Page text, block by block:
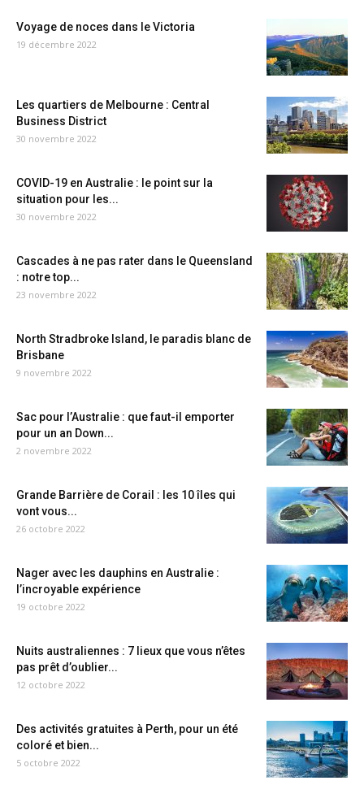
Voyage de noces dans le Victoria
19 décembre 2022
Les quartiers de Melbourne : Central
Business District
30 novembre 2022
COVID-19 en Australie : le point sur la
situation pour les...
30 novembre 2022
Cascades à ne pas rater dans le Queensland
: notre top...
23 novembre 2022
North Stradbroke Island, le paradis blanc de
Brisbane
9 novembre 2022
Sac pour l’Australie : que faut-il emporter
pour un an Down...
2 novembre 2022
Grande Barrière de Corail : les 10 îles qui
vont vous...
26 octobre 2022
Nager avec les dauphins en Australie :
l’incroyable expérience
19 octobre 2022
Nuits australiennes : 7 lieux que vous n’êtes
pas prêt d’oublier...
12 octobre 2022
Des activités gratuites à Perth, pour un été
coloré et bien...
5 octobre 2022